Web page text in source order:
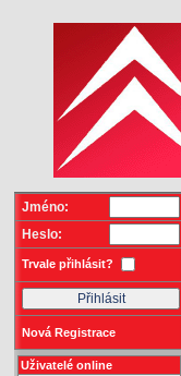
Jméno:
Heslo:
Trvale přihlásit?
Nová Registrace
Uživatelé online